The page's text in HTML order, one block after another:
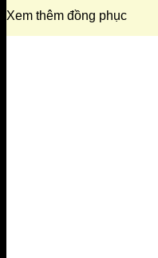
Xem thêm đồng phục